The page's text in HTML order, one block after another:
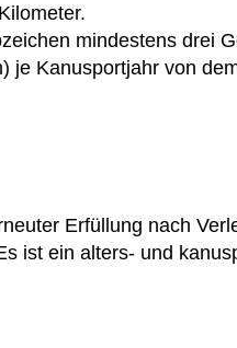
mindestens drei
Kanusportjahr von
Erfüllung nach
ist ein alters- und